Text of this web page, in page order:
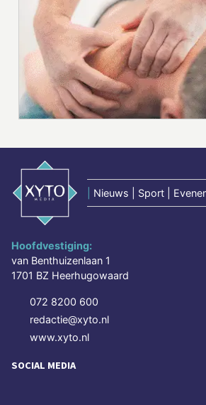
Nieuws | Sport |
Hoofdvestiging:
van Benthuizenlaan 1
1701 BZ Heerhugowaard
072 8200 600
redactie@xyto.nl
www.xyto.nl
SOCIAL MEDIA